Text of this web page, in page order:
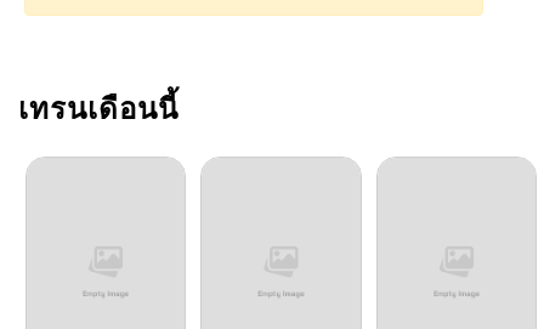
เทรนเดือนนี้